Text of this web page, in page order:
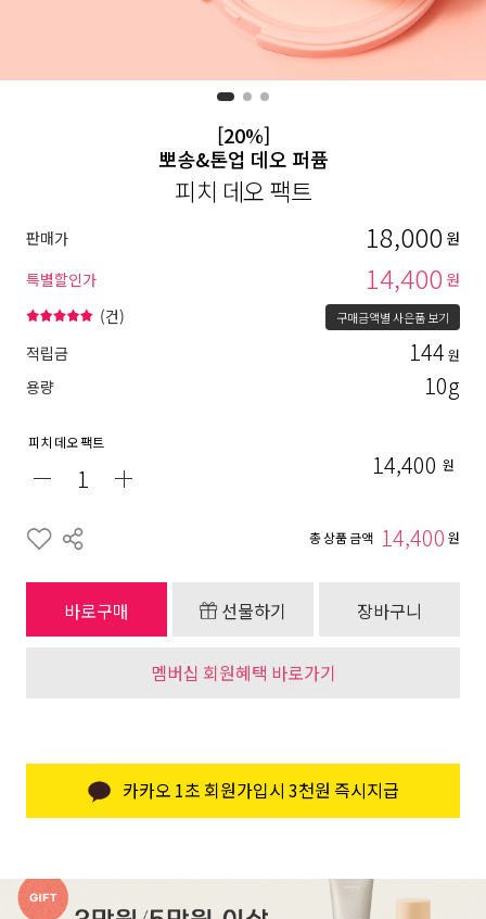
[20%]
뽀송&톤업 데오 퍼퓸
피치 데오 팩트
판매가 18,000 원
특별할인가
14,400 원
(건) 구매금액별 사은품 보기
적립금 144원
용량 10g
피치 데오 팩트
14,400 원
총 상품 금액 14,400 원
바로구매 선물하기 장바구니
멤버십 회원혜택 바로가기
카카오 1초 회원가입시 3천원 즉시지급